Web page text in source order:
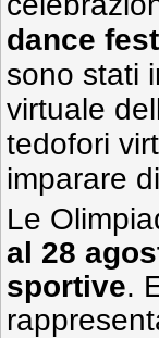
dance
sono stati
virtuale
tedofori
imparare
Le
al 28
sportive.